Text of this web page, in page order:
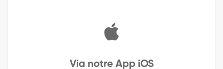
Via notre App iOS